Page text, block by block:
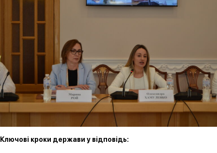
Ключові кроки держави у відповідь: